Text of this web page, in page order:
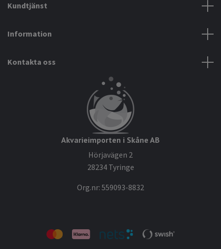
Kundtjänst
Information
Kontakta oss
Akvarieimporten i Skåne AB
Hörjavägen 2
28234 Tyringe
Org.nr: 559093-8832